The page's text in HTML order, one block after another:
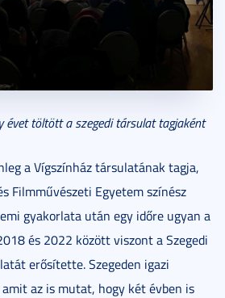
évet töltött a szegedi társulat tagjaként
a Vígszínház társulatának tagja,
Filmművészeti Egyetem színész
gyakorlata után egy időre ugyan a
és 2022 között viszont a Szegedi
erősítette. Szegeden igazi
az is mutat, hogy két évben is